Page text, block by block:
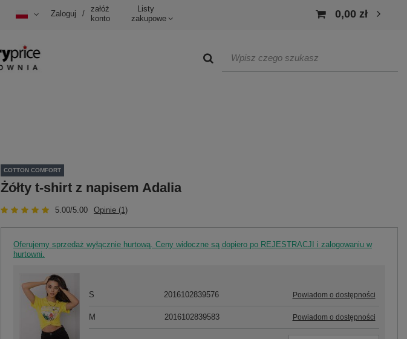
Zaloguj /
załóż
konto
Listy
zakupowe
0,00 zł
COTTON COMFORT
Żółty t-shirt z napisem Adalia
5.00/5.00 Opinie (1)
Oferujemy sprzedaż wyłącznie hurtową. Ceny widoczne są dopiero po REJESTRACJI i zalogowaniu w
hurtowni.
S 2016102839576 Powiadom o dostępności
M 2016102839583 Powiadom o dostępności